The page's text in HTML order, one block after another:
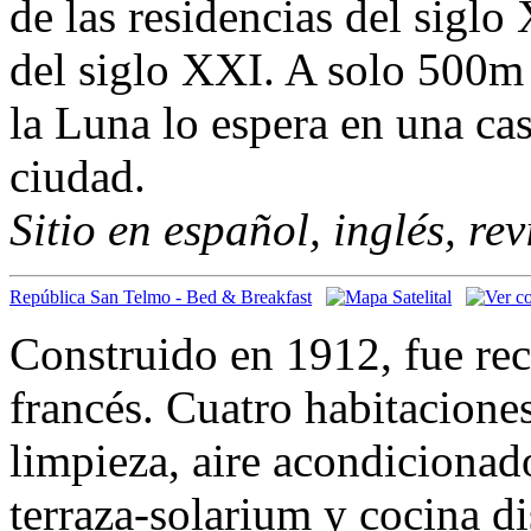
de las residencias del
del siglo XXI. A solo 500m
la Luna lo espera en una
ciudad.
Sitio en español, inglés,
República San Telmo - Bed & Breakfast
Construido en 1912, fue
francés. Cuatro
limpieza, aire
terraza-solarium y cocina